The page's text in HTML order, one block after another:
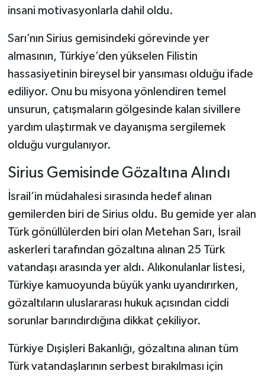
insani motivasyonlarla dahil oldu.
Sarı’nın Sirius gemisindeki görevinde yer
almasının, Türkiye’den yükselen Filistin
hassasiyetinin bireysel bir yansıması olduğu ifade
ediliyor. Onu bu misyona yönlendiren temel
unsurun, çatışmaların gölgesinde kalan sivillere
yardım ulaştırmak ve dayanışma sergilemek
olduğu vurgulanıyor.
Sirius Gemisinde Gözaltına Alındı
İsrail’in müdahalesi sırasında hedef alınan
gemilerden biri de Sirius oldu. Bu gemide yer alan
Türk gönüllülerden biri olan Metehan Sarı, İsrail
askerleri tarafından gözaltına alınan 25 Türk
vatandaşı arasında yer aldı. Alıkonulanlar listesi,
Türkiye kamuoyunda büyük yankı uyandırırken,
gözaltıların uluslararası hukuk açısından ciddi
sorunlar barındırdığına dikkat çekiliyor.
Türkiye Dışişleri Bakanlığı, gözaltına alınan tüm
Türk vatandaşlarının serbest bırakılması için